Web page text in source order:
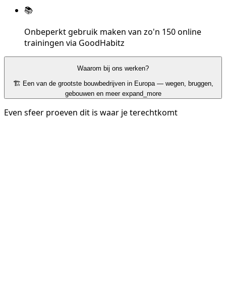
📚
Onbeperkt gebruik maken van zo'n 150 online
trainingen via GoodHabitz
Waarom bij ons werken?
🏗️ Een van de grootste bouwbedrijven in Europa — wegen, bruggen,
gebouwen en meer expand_more
Even sfeer proeven dit is waar je terechtkomt